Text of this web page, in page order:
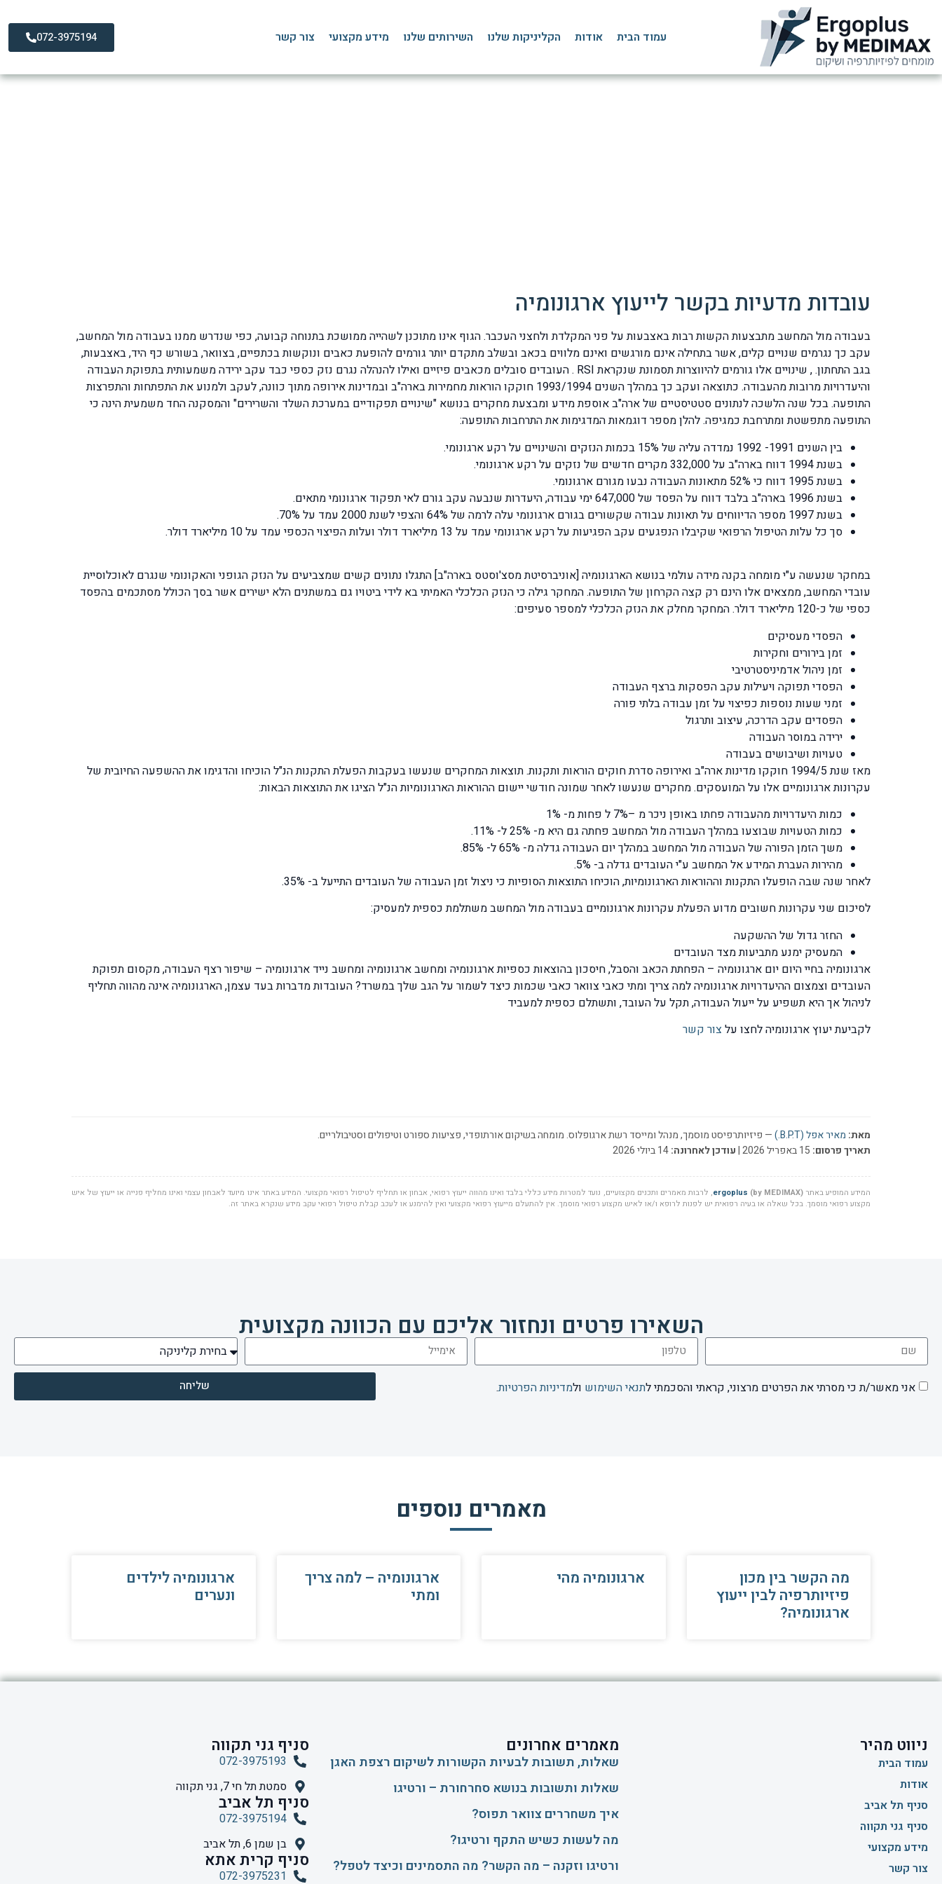
עמוד הבית אודות הקליניקות שלנו השירותים שלנו מידע מקצועי צור קשר 072-3975194
עובדות מדעיות בקשר לייעוץ ארגונומיה
בעבודה מול המחשב מתבצעות הקשות רבות באצבעות על פני המקלדת ולחצני העכבר. הגוף אינו מתוכנן לשהייה ממושכת בתנוחה קבועה, כפי שנדרש ממנו בעבודה מול המחשב,
עקב כך נגרמים שנויים קלים, אשר בתחילה אינם מורגשים ואינם מלווים בכאב ובשלב מתקדם יותר גורמים להופעת כאבים ונוקשות בכתפיים, בצוואר, בשורש כף היד, באצבעות,
בגב התחתון. , שינויים אלו גורמים להיווצרות תסמונת שנקראת RSI . העובדים סובלים מכאבים פיזיים ואילו להנהלה נגרם נזק כספי כבד עקב ירידה משמעותית בתפוקת העבודה
והיעדרויות מרובות מהעבודה. כתוצאה ועקב כך במהלך השנים 1993/1994 חוקקו הוראות מחמירות בארה"ב ובמדינות אירופה מתוך כוונה, לעקב ולמנוע את התפתחות והתפרצות
התופעה. בכל שנה הלשכה לנתונים סטטיסטיים של ארה"ב אוספת מידע ומבצעת מחקרים בנושא "שינויים תפקודיים במערכת השלד והשרירים" והמסקנה החד משמעית הינה כי
התופעה מתפשטת ומתרחבת כמגיפה. להלן מספר דוגמאות המדגימות את התרחבות התופעה:
בין השנים 1991- 1992 נמדדה עליה של 15% בכמות הנזקים והשינויים על רקע ארגונומי.
בשנת 1994 דווח בארה"ב על 332,000 מקרים חדשים של נזקים על רקע ארגונומי.
בשנת 1995 דווח כי 52% מתאונות העבודה נבעו מגורם ארגונומי.
בשנת 1996 בארה"ב בלבד דווח על הפסד של 647,000 ימי עבודה, היעדרות שנבעה עקב גורם לאי תפקוד ארגונומי מתאים.
בשנת 1997 מספר הדיווחים על תאונות עבודה שקשורים בגורם ארגונומי עלה לרמה של 64% והצפי לשנת 2000 עמד על 70%.
סך כל עלות הטיפול הרפואי שקיבלו הנפגעים עקב הפגיעות על רקע ארגונומי עמד על 13 מיליארד דולר ועלות הפיצוי הכספי עמד על 10 מיליארד דולר.
במחקר שנעשה ע"י מומחה בקנה מידה עולמי בנושא הארגונומיה [אוניברסיטת מסצ'וסטס בארה"ב] התגלו נתונים קשים שמצביעים על הנזק הגופני והאקונומי שנגרם לאוכלוסיית
עובדי המחשב, ממצאים אלו הינם רק קצה הקרחון של התופעה. המחקר גילה כי הנזק הכלכלי האמיתי בא לידי ביטויו גם במשתנים הלא ישירים אשר בסך הכולל מסתכמים בהפסד
כספי של כ-120 מיליארד דולר. המחקר מחלק את הנזק הכלכלי למספר סעיפים:
הפסדי מעסיקים
זמן בירורים וחקירות
זמן ניהול אדמיניסטרטיבי
הפסדי תפוקה ויעילות עקב הפסקות ברצף העבודה
זמני שעות נוספות כפיצוי על זמן עבודה בלתי פורה
הפסדים עקב הדרכה, עיצוב ותרגול
ירידה במוסר העבודה
טעויות ושיבושים בעבודה
מאז שנת 1994/5 חוקקו מדינות ארה"ב ואירופה סדרת חוקים הוראות ותקנות. תוצאות המחקרים שנעשו בעקבות הפעלת התקנות הנ"ל הוכיחו והדגימו את ההשפעה החיובית של
עקרונות ארגונומיים אלו על המועסקים. מחקרים שנעשו לאחר שמונה חודשי יישום ההוראות הארגונומיות הנ"ל הציגו את התוצאות הבאות:
כמות היעדרויות מהעבודה פחתו באופן ניכר מ –7% ל פחות מ- 1%
כמות הטעויות שבוצעו במהלך העבודה מול המחשב פחתה גם היא מ- 25% ל- 11%.
משך הזמן הפורה של העבודה מול המחשב במהלך יום העבודה גדלה מ- 65% ל- 85%.
מהירות העברת המידע אל המחשב ע"י העובדים גדלה ב- 5%.
לאחר שנה שבה הופעלו התקנות וההוראות הארגונומיות, הוכיחו התוצאות הסופיות כי ניצול זמן העבודה של העובדים התייעל ב- 35%.
לסיכום שני עקרונות חשובים מדוע הפעלת עקרונות ארגונומיים בעבודה מול המחשב משתלמת כספית למעסיק:
החזר גדול של ההשקעה
המעסיק ימנע מתביעות מצד העובדים
ארגונומיה בחיי היום יום ארגונומיה – הפחתת הכאב והסבל, חיסכון בהוצאות כספיות ארגונומיה ומחשב ארגונומיה ומחשב נייד ארגונומיה – שיפור רצף העבודה, מקסום תפוקת
העובדים וצמצום ההיעדרויות ארגונומיה למה צריך ומתי כאבי צוואר כאבי שכמות כיצד לשמור על הגב שלך במשרד? העובדות מדברות בעד עצמן, הארגונומיה אינה מהווה תחליף
לניהול אך היא תשפיע על ייעול העבודה, תקל על העובד, ותשתלם כספית למעביד
לקביעת יעוץ ארגונומיה לחצו עלצור קשר
מאת: מאיר אפל (B.P.T.)
— פיזיותרפיסט מוסמך, מנהל ומייסד רשת ארגופלוס. מומחה בשיקום אורתופדי, פציעות ספורט וטיפולים וסטיבולריים.
תאריך פרסום:
עודכן לאחרונה:
המידע המופיע באתר ergoplus (by MEDIMAX)
, לרבות מאמרים ותכנים מקצועיים, נועד למטרות מידע כללי בלבד ואינו מהווה ייעוץ רפואי, אבחון או תחליף לטיפול רפואי מקצועי. המידע באתר אינו מיועד לאבחון עצמי ואינו מחליף פנייה או ייעוץ של איש
מקצוע רפואי מוסמך. בכל שאלה או בעיה רפואית יש לפנות לרופא ו/או לאיש מקצוע רפואי מוסמך. אין להתעלם מייעוץ רפואי מקצועי ואין להימנע או לעכב קבלת טיפול רפואי עקב מידע שנקרא באתר זה.
השאירו פרטים ונחזור אליכם עם הכוונה מקצועית
אני מאשר/ת כי מסרתי את הפרטים מרצוני, קראתי והסכמתי לתנאי השימוש ולמדיניות הפרטיות. שליחה
מאמרים נוספים
מה הקשר בין מכון
פיזיותרפיה לבין ייעוץ
ארגונומיה?
ארגונומיה מהי
ארגונומיה – למה צריך
ומתי
ארגונומיה לילדים
ונערים
ניווט מהיר
עמוד הבית
אודות
סניף תל אביב
סניף גני תקווה
מידע מקצועי
צור קשר
מאמרים אחרונים
שאלות, תשובות לבעיות הקשורות לשיקום רצפת האגן
שאלות ותשובות בנושא סחרחורת – ורטיגו
איך משחררים צוואר תפוס?
​מה לעשות כשיש התקף ורטיגו?
ורטיגו וזקנה – מה הקשר? מה התסמינים וכיצד לטפל?
סניף גני תקווה
072-3975193
סמטת תל חי 7, גני תקווה
סניף תל אביב
072-3975194
בן שמן 6, תל אביב
סניף קרית אתא
072-3975231